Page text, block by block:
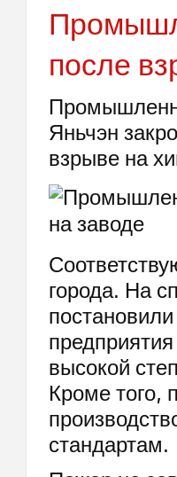
после
Яньчэн
взрыве на
города. На
высокой
Кроме того,
стандартам.